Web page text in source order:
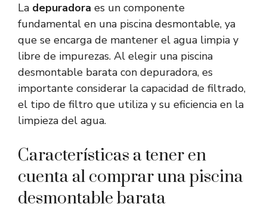
La depuradora es un componente
fundamental en una piscina desmontable, ya
que se encarga de mantener el agua limpia y
libre de impurezas. Al elegir una piscina
desmontable barata con depuradora, es
importante considerar la capacidad de filtrado,
el tipo de filtro que utiliza y su eficiencia en la
limpieza del agua.
Características a tener en
cuenta al comprar una piscina
desmontable barata